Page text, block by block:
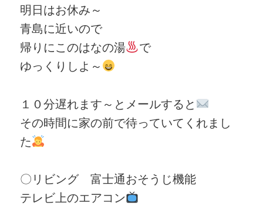
明日はお休み～
青島に近いので
帰りにこのはなの湯
で
ゆっくりしよ～
１０分遅れます～とメールすると
その時間に家の前で待っていてくれまし
た
〇リビング 富士通おそうじ機能
テレビ上のエアコン